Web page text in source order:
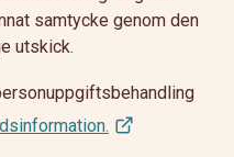
samtycke genom den
utskick.